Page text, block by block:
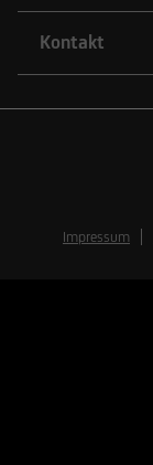
Kontakt
Impressum